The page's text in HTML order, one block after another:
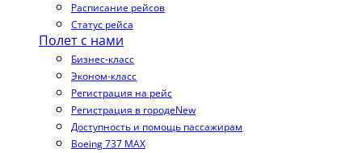
Расписание рейсов
Статус рейса
Полет с нами
Бизнес-класс
Эконом-класс
Регистрация на рейс
Регистрация в городеNew
Доступность и помощь пассажирам
Boeing 737 MAX